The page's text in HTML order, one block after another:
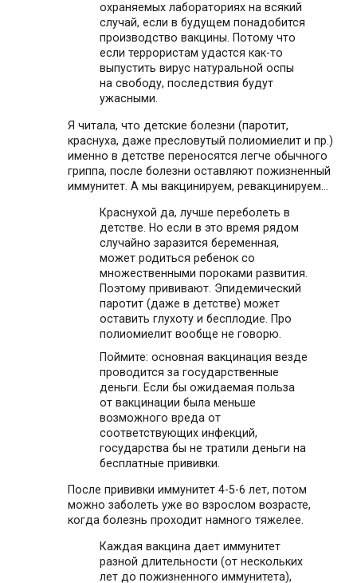
охраняемых лабораториях на всякий
случай, если в будущем понадобится
производство вакцины. Потому что
если террористам удастся как-то
выпустить вирус натуральной оспы
на свободу, последствия будут
ужасными.
Я читала, что детские болезни (паротит,
краснуха, даже пресловутый полиомиелит и пр.)
именно в детстве переносятся легче обычного
гриппа, после болезни оставляют пожизненный
иммунитет. А мы вакцинируем, ревакцинируем…
Краснухой да, лучше переболеть в
детстве. Но если в это время рядом
случайно заразится беременная,
может родиться ребенок со
множественными пороками развития.
Поэтому прививают. Эпидемический
паротит (даже в детстве) может
оставить глухоту и бесплодие. Про
полиомиелит вообще не говорю.
Поймите: основная вакцинация везде
проводится за государственные
деньги. Если бы ожидаемая польза
от вакцинации была меньше
возможного вреда от
соответствующих инфекций,
государства бы не тратили деньги на
бесплатные прививки.
После прививки иммунитет 4-5-6 лет, потом
можно заболеть уже во взрослом возрасте,
когда болезнь проходит намного тяжелее.
Каждая вакцина дает иммунитет
разной длительности (от нескольких
лет до пожизненного иммунитета),